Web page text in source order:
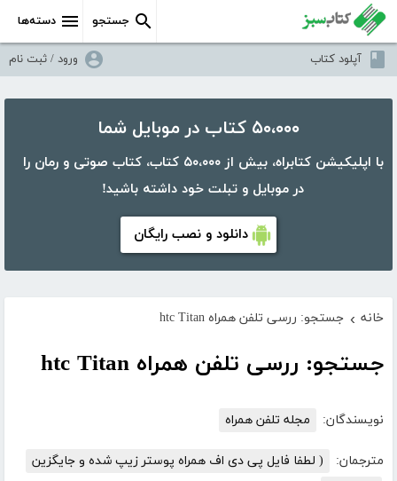
دسته‌ها جستجو
آپلود کتاب ورود / ثبت نام
۵۰،۰۰۰ کتاب در موبایل شما
با اپلیکیشن کتابراه، بیش از ۵۰،۰۰۰ کتاب، کتاب صوتی و رمان را
در موبایل و تبلت خود داشته باشید!
دانلود و نصب رایگان
خانه › جستجو: ررسی تلفن همراه htc Titan
جستجو: ررسی تلفن همراه htc Titan
نویسندگان: مجله تلفن همراه
مترجمان:
( لطفا فایل پی دی اف همراه پوستر زیپ شده و جایگزین